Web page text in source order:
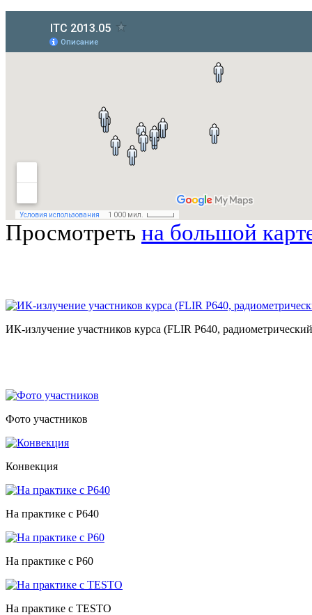
Просмотреть на большой
ИК-излучение участников курса (FLIR P640,
Фото участников
Конвекция
На практике с P640
На практике с P60
На практике с TESTO